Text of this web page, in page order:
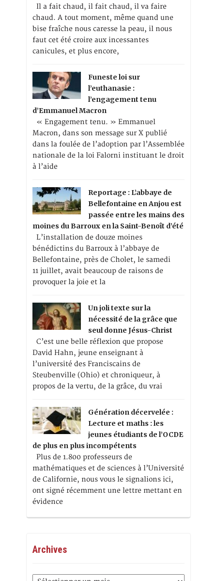
Il a fait chaud, il fait chaud, il va faire
chaud. A tout moment, même quand une
bise fraîche nous caresse la peau, il nous
faut cet été croire aux incessantes
canicules, et plus encore,
Funeste loi sur
l’euthanasie :
l’engagement tenu
d’Emmanuel Macron
« Engagement tenu. » Emmanuel
Macron, dans son message sur X publié
dans la foulée de l’adoption par l’Assemblée
nationale de la loi Falorni instituant le droit
à l’aide
Reportage : L’abbaye de
Bellefontaine en Anjou est
passée entre les mains des
moines du Barroux en la Saint-Benoît d’été
L’installation de douze moines
bénédictins du Barroux à l’abbaye de
Bellefontaine, près de Cholet, le samedi
11 juillet, avait beaucoup de raisons de
provoquer la joie et la
Un joli texte sur la
nécessité de la grâce que
seul donne Jésus-Christ
C’est une belle réflexion que propose
David Hahn, jeune enseignant à
l’université des Franciscains de
Steubenville (Ohio) et chroniqueur, à
propos de la vertu, de la grâce, du vrai
Génération décervelée :
Lecture et maths : les
jeunes étudiants de l’OCDE
de plus en plus incompétents
Plus de 1.800 professeurs de
mathématiques et de sciences à l’Université
de Californie, nous vous le signalions ici,
ont signé récemment une lettre mettant en
évidence
Archives